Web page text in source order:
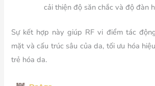
cải thiện độ săn chắc và độ đàn
Sự kết hợp này giúp RF vi điểm tác
mặt và cấu trúc sâu của da, tối ưu hóa
trẻ hóa da.